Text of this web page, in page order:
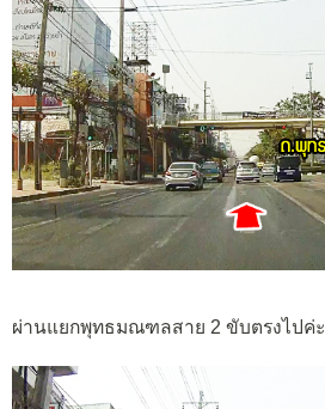
ผ่านแยกพุทธมณฑลสาย 2 ขับตรงไปค่ะ